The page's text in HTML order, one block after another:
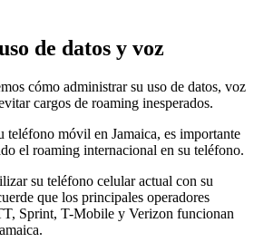
de datos y voz
cómo administrar su uso de datos, voz
cargos de roaming inesperados.
teléfono móvil en Jamaica, es importante
el roaming internacional en su teléfono.
su teléfono celular actual con su
que los principales operadores
Sprint, T-Mobile y Verizon funcionan